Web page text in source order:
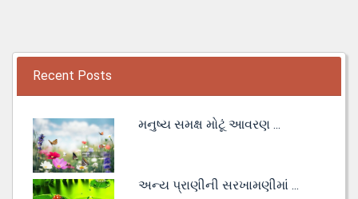
Recent Posts
મનુષ્ય સમક્ષ મોટૂં આવરણ ...
અન્ય પ્રાણીની સરખામણીમાં ...